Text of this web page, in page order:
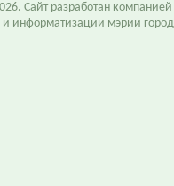
Сайт разработан компанией
и информатизации мэрии